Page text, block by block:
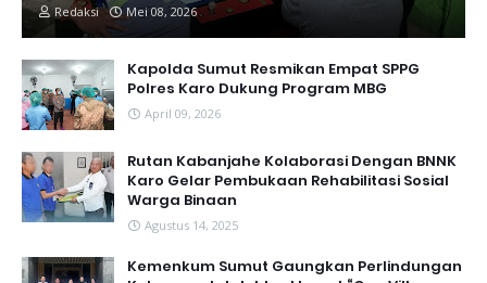
Redaksi Mei 08, 2026
Kapolda Sumut Resmikan Empat SPPG
Polres Karo Dukung Program MBG
April 09, 2026
Rutan Kabanjahe Kolaborasi Dengan BNNK
Karo Gelar Pembukaan Rehabilitasi Sosial
Warga Binaan
Agustus 14, 2025
Kemenkum Sumut Gaungkan Perlindungan